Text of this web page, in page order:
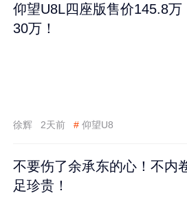
仰望U8L四座版售价145.8万
30万！
徐辉 2天前 # 仰望U8
不要伤了余承东的心！不内
足珍贵！